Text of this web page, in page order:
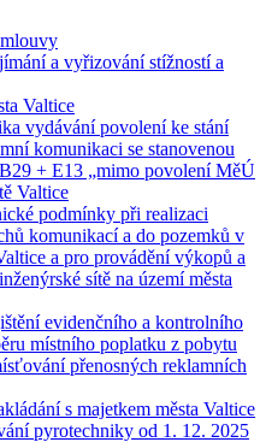
a vyřizování stížností a
Valtice
vydávání povolení ke stání
komunikaci se stanovenou
+ E13 „mimo povolení MěÚ
Valtice
podmínky při realizaci
komunikací a do pozemků v
a pro provádění výkopů a
sítě na území města
evidenčního a kontrolního
místního poplatku z pobytu
přenosných reklamních
s majetkem města Valtice
pyrotechniky od 1. 12. 2025